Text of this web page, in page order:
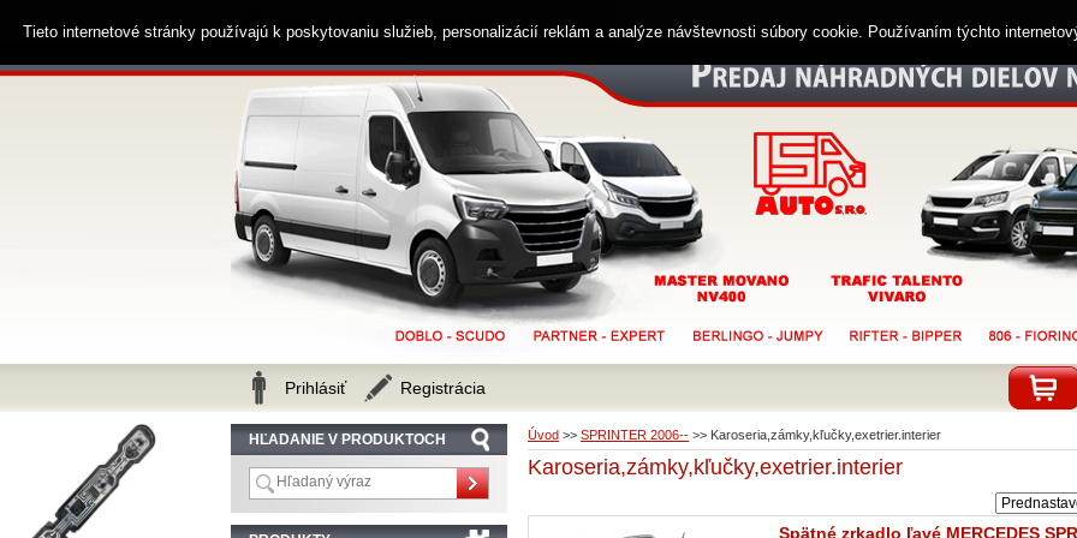
Úvod >> SPRINTER 2006-- >> Karoseria,zámky,kľučky,exetrier.interier
Karoseria,zámky,kľučky,exetrier.interier
Spätné zrkadlo ľavé MERCEDES
HĽADANIE V PRODUKTOCH
Zákaznícka linka 0914 238 482
Prihlásiť Registrácia
Tieto internetové stránky používajú k poskytovaniu služieb, personalizácií reklám a analýze návštevnosti súbory cookie. Používaním týchto